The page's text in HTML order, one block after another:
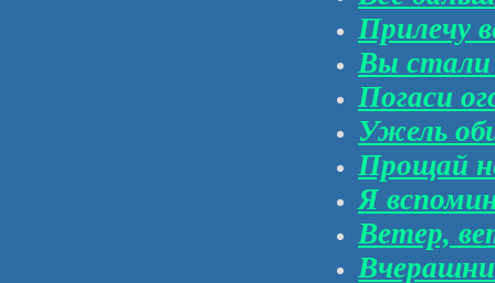
Прилечу
Вы стали
Погаси
Ужель
Прощай
Я
Ветер,